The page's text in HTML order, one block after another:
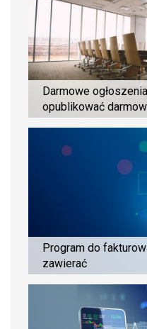
Darmowe
opublikować
Program do
zawierać